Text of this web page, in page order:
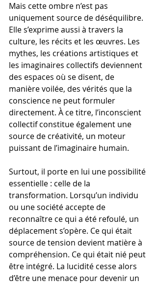
Mais cette ombre n’est pas
uniquement source de déséquilibre.
Elle s’exprime aussi à travers la
culture, les récits et les œuvres. Les
mythes, les créations artistiques et
les imaginaires collectifs deviennent
des espaces où se disent, de
manière voilée, des vérités que la
conscience ne peut formuler
directement. À ce titre, l’inconscient
collectif constitue également une
source de créativité, un moteur
puissant de l’imaginaire humain.
Surtout, il porte en lui une possibilité
essentielle : celle de la
transformation. Lorsqu’un individu
ou une société accepte de
reconnaître ce qui a été refoulé, un
déplacement s’opère. Ce qui était
source de tension devient matière à
compréhension. Ce qui était nié peut
être intégré. La lucidité cesse alors
d’être une menace pour devenir un